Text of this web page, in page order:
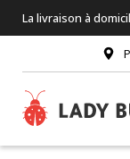
La livraison à